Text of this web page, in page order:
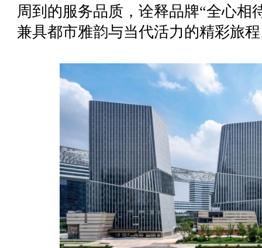
周到的服务品质，诠释品牌“全心相
兼具都市雅韵与当代活力的精彩旅